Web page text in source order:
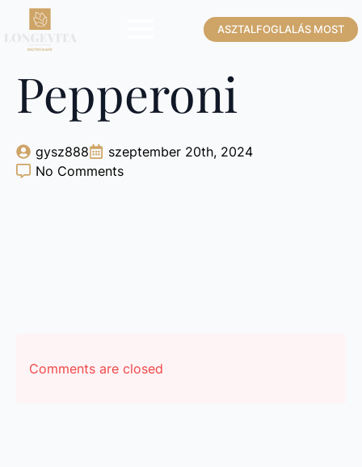
ASZTALFOGLALÁS MOST
Pepperoni
gysz888
szeptember 20th, 2024
No Comments
Comments are closed